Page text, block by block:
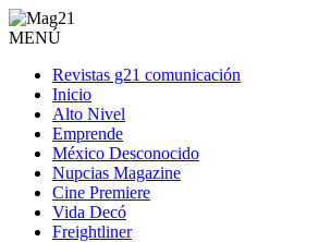
MENÚ
Revistas g21 comunicación
Inicio
Alto Nivel
Emprende
México Desconocido
Nupcias Magazine
Cine Premiere
Vida Decó
Freightliner